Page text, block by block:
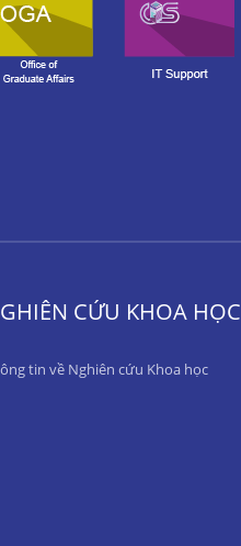
CỨU KHOA HỌC
tin về Nghiên cứu Khoa học